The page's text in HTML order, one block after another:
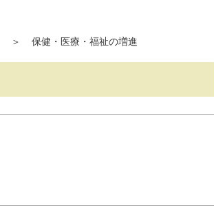
＞ 保健・医療・福祉の増進